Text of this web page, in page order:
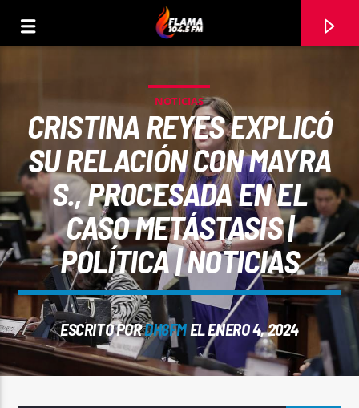
CANCIÓN ACTUAL
TÍTULO
ARTISTA
NOTICIAS
CRISTINA REYES EXPLICÓ
SU RELACIÓN CON MAYRA
S., PROCESADA EN EL
CASO METÁSTASIS |
POLÍTICA | NOTICIAS
ESCRITO PORDH8FMEL ENERO 4, 2024